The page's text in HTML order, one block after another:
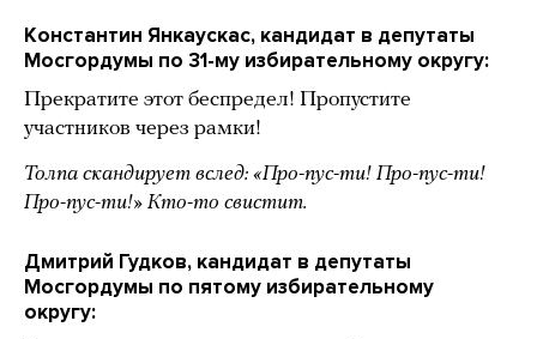
Константин Янкаускас, кандидат в депутаты
Мосгордумы по 31-му избирательному округу:
Прекратите этот беспредел! Пропустите
участников через рамки!
Толпа скандирует вслед: «Про-пус-ти! Про-пус-ти!
Про-пус-ти!» Кто-то свистит.
Дмитрий Гудков, кандидат в депутаты
Мосгордумы по пятому избирательному
округу: